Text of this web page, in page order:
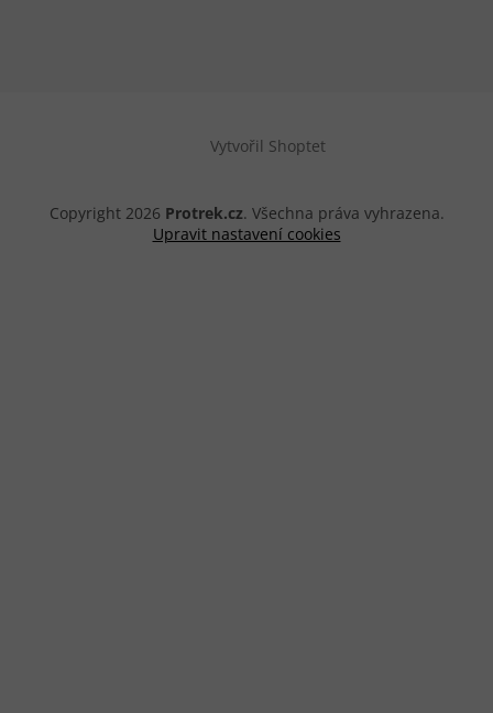
Vytvořil Shoptet
Copyright 2026 Protrek.cz. Všechna práva vyhrazena.
Upravit nastavení cookies